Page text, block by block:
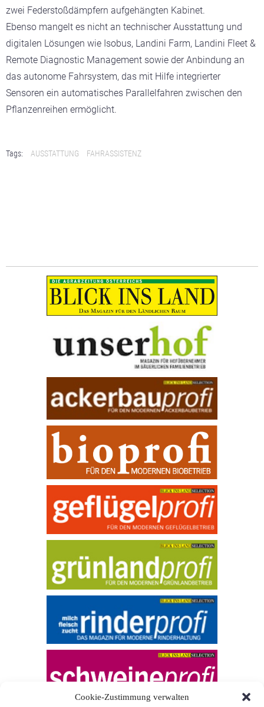
Cookie-Zustimmung verwalten
zwei Federstoßdämpfern aufgehängten Kabinet.
Ebenso mangelt es nicht an technischer Ausstattung und
digitalen Lösungen wie Isobus, Landini Farm, Landini Fleet &
Remote Diagnostic Management sowie der Anbindung an
das autonome Fahrsystem, das mit Hilfe integrierter
Sensoren ein automatisches Parallelfahren zwischen den
Pflanzenreihen ermöglicht.
Tags: AUSSTATTUNG FAHRASSISTENZ